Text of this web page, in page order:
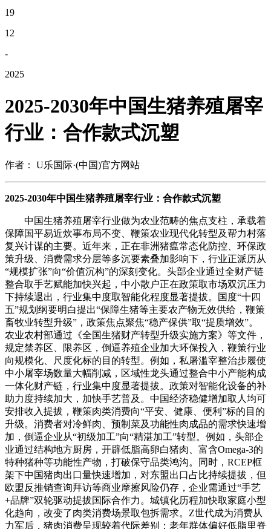
19
12
-
2025
2025-2030年中国生猪养殖屠宰
行业：合作款式沉塑
作者： U乐国际·(中国)官方网站
2025-2030年中国生猪养殖屠宰行业：合作款式沉塑
中国生猪养殖屠宰行业做为农业范畴的焦点支柱，承载着
保障国平易近炊事布局不变、鞭策农业现代化转型及帮力村落
复兴计谋的主要。近年来，正在非洲猪瘟常态化防控、环保政
策升级、消费需求分层等多沉要素叠加影响下，行业正派历从
“规模扩张”向“价值沉构”的深刻变化。头部企业通过全财产链
整合取手艺赋能加快兴起，中小散户正在政策取市场双沉压力
下持续退出，行业集中度取智能化程度显著提拔。国度“十四
五”规划纲要明白提出“保障生猪等主要农产物无效供给，鞭策
畜牧业转型升级”，政策焦点聚焦“稳产保供”取“提质增效”。
农业农村部通过《全国生猪财产转型升级实施方案》等文件，
规定禁养区、限养区，倒逼养殖企业加大环保投入，鞭策行业
向规模化、尺度化标的目的转型。例如，私屠滥宰整治步履使
中小屠宰场数量大幅削减，区域性龙头通过整合中小产能构成
一体化财产链，行业集中度显著提拔。政策对智能化设备的补
助力度持续加大，加快手艺普及。中国经济稳健增加取人均可
安排收入提拔，鞭策肉类消费向“平安、健康、便利”标的目的
升级。消费者对冷鲜肉、预制菜及功能性肉成品的需求快速增
加，倒逼企业从“初级加工”向“精湛加工”转型。例如，头部企
业通过结构地方厨房，开辟低脂高卵白猪肉、富含Omega-3的
特种猪种等功能性产物，打破保守品类鸿沟。同时，RCEP框
架下中国猪肉出口量快速增加，对东盟出口占比持续提拔，但
欧盟反推销查询拜访等商业摩擦风险仍存，企业需通过“手艺
+品牌”双轮驱动提拔国际合作力。城镇化历程加快取家庭小型
化趋向，改变了肉类消费场景取包拆需求。Z世代成为消费从
力军后，猪肉消费呈现较着代际差别：老年群体偏好低脂里脊